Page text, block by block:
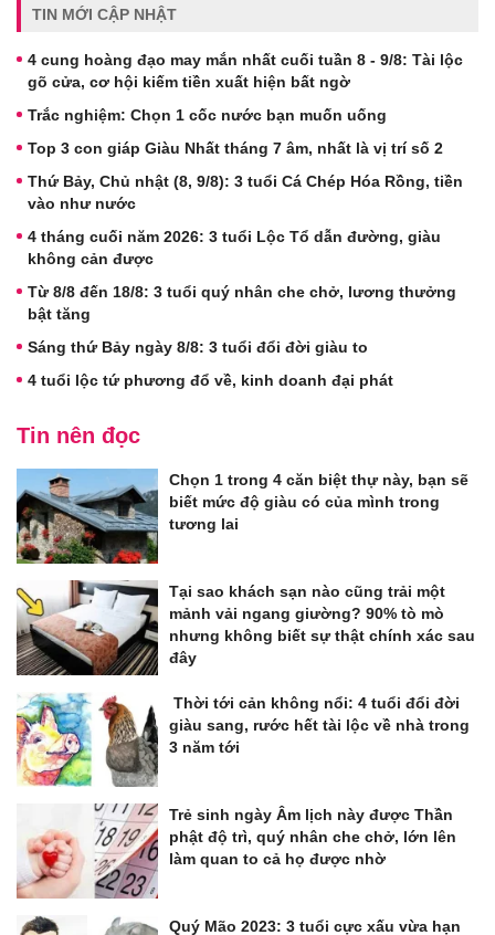
TIN MỚI CẬP NHẬT
4 cung hoàng đạo may mắn nhất cuối tuần 8 - 9/8: Tài lộc
gõ cửa, cơ hội kiếm tiền xuất hiện bất ngờ
Trắc nghiệm: Chọn 1 cốc nước bạn muốn uống
Top 3 con giáp Giàu Nhất tháng 7 âm, nhất là vị trí số 2
Thứ Bảy, Chủ nhật (8, 9/8): 3 tuổi Cá Chép Hóa Rồng, tiền
vào như nước
4 tháng cuối năm 2026: 3 tuổi Lộc Tổ dẫn đường, giàu
không cản được
Từ 8/8 đến 18/8: 3 tuổi quý nhân che chở, lương thưởng
bật tăng
Sáng thứ Bảy ngày 8/8: 3 tuổi đổi đời giàu to
4 tuổi lộc tứ phương đổ về, kinh doanh đại phát
Tin nên đọc
Chọn 1 trong 4 căn biệt thự này, bạn sẽ
biết mức độ giàu có của mình trong
tương lai
Tại sao khách sạn nào cũng trải một
mảnh vải ngang giường? 90% tò mò
nhưng không biết sự thật chính xác sau
đây
Thời tới cản không nổi: 4 tuổi đổi đời
giàu sang, rước hết tài lộc về nhà trong
3 năm tới
Trẻ sinh ngày Âm lịch này được Thần
phật độ trì, quý nhân che chở, lớn lên
làm quan to cả họ được nhờ
Quý Mão 2023: 3 tuổi cực xấu vừa hạn